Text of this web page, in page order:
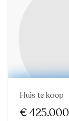
Huis te koop
€ 425.000